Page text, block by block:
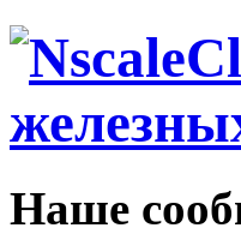
Наше